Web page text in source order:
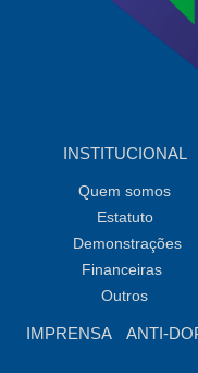
INSTITUCIONAL
Quem somos
Estatuto
Demonstrações
Financeiras
Outros
IMPRENSA ANTI-